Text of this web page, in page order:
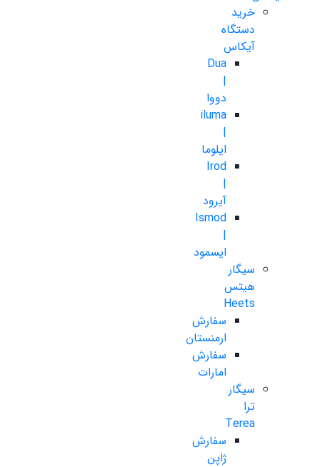
خرید
دستگاه
آیکاس
Dua
|
دووا
iluma
|
ایلوما
Irod
|
آیرود
Ismod
|
ایسمود
سیگار
هیتس
Heets
سفارش
ارمنستان
سفارش
امارات
سیگار
ترا
Terea
سفارش
ژاپن